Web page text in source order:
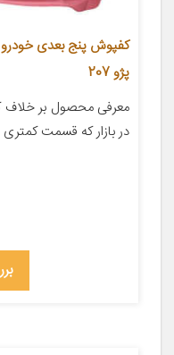
پژو 207
در بازار که قسمت